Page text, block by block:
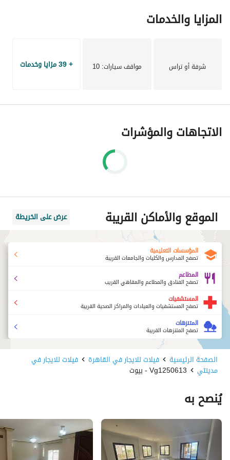
Ahmed Hamad :
عرض معلومات الاتصالالمزايا والخدمات
شرفة أو تراس مواقف سيارات: 10 + 39 مزايا وخدمات
الاتجاهات والمؤشرات
الموقع والأماكن القريبة عرض على الخريطة
المؤسسات التعليمية
تصفح المدارس والكليات والجامعات القريبة
المطاعم
تصفح الفنادق والمطاعم والمقاهي القريب
المستشفيات
تصفح المستشفيات والعيادات والمراكز الصحية القريبة
المتنزهات
تصفح المتنزهات القريبة
الصفحة الرئيسية فيلات للايجار في القاهرة فيلات للايجار في
مدينتي Vg1250613 - بيوت
يُنصح به